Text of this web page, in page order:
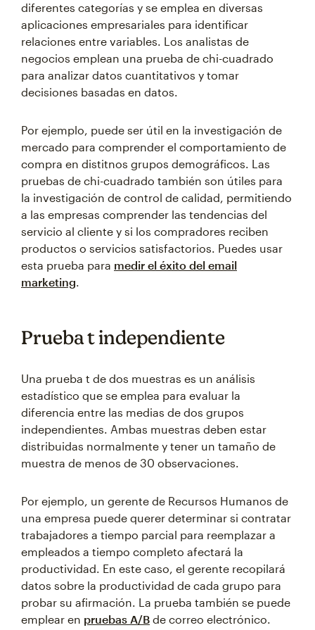
diferentes categorías y se emplea en diversas
aplicaciones empresariales para identificar
relaciones entre variables. Los analistas de
negocios emplean una prueba de chi-cuadrado
para analizar datos cuantitativos y tomar
decisiones basadas en datos.
Por ejemplo, puede ser útil en la investigación de
mercado para comprender el comportamiento de
compra en distitnos grupos demográficos. Las
pruebas de chi-cuadrado también son útiles para
la investigación de control de calidad, permitiendo
a las empresas comprender las tendencias del
servicio al cliente y si los compradores reciben
productos o servicios satisfactorios. Puedes usar
esta prueba para medir el éxito del email
marketing.
Prueba t independiente
Una prueba t de dos muestras es un análisis
estadístico que se emplea para evaluar la
diferencia entre las medias de dos grupos
independientes. Ambas muestras deben estar
distribuidas normalmente y tener un tamaño de
muestra de menos de 30 observaciones.
Por ejemplo, un gerente de Recursos Humanos de
una empresa puede querer determinar si contratar
trabajadores a tiempo parcial para reemplazar a
empleados a tiempo completo afectará la
productividad. En este caso, el gerente recopilará
datos sobre la productividad de cada grupo para
probar su afirmación. La prueba también se puede
emplear en pruebas A/B de correo electrónico.